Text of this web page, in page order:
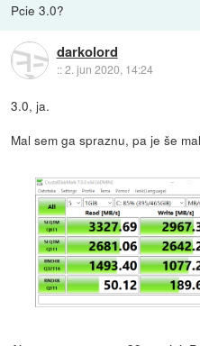
Pcie 3.0?
darkolord
::2. jun 2020, 14:24
3.0, ja.
Mal sem ga spraznu, pa je še